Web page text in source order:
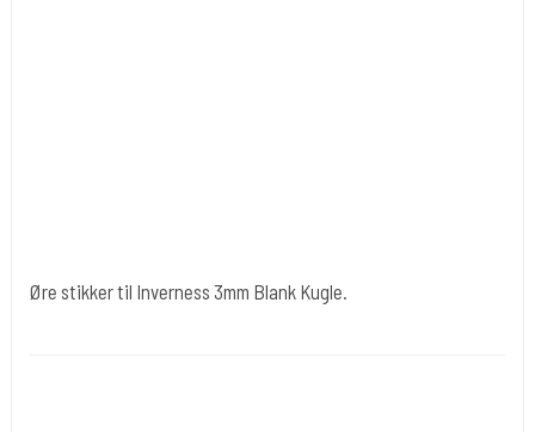
Øre stikker til Inverness 3mm Blank Kugle.